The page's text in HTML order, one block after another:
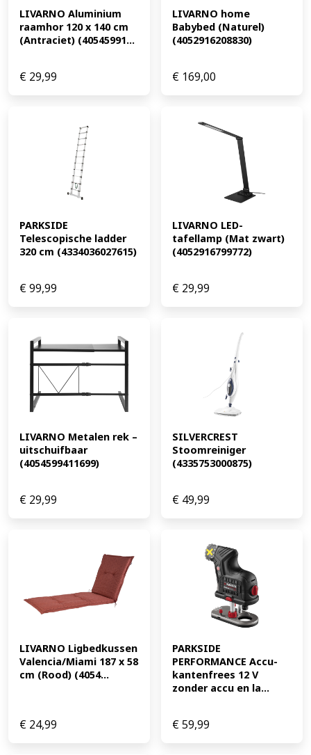
LIVARNO Aluminium
raamhor 120 x 140 cm
(Antraciet) (40545991...
€ 29,99
LIVARNO home
Babybed (Naturel)
(4052916208830)
€ 169,00
PARKSIDE
Telescopische ladder
320 cm (4334036027615)
€99,99
LIVARNO LED-
tafellamp (Mat zwart)
(4052916799772)
€ 29,99
LIVARNO Metalen rek –
uitschuifbaar
(4054599411699)
€ 29,99
SILVERCREST
Stoomreiniger
(4335753000875)
€ 49,99
LIVARNO Ligbedkussen
Valencia/Miami 187 x 58
cm (Rood) (4054...
€ 24,99
PARKSIDE
PERFORMANCE Accu-
kantenfrees 12 V
zonder accu en la...
€59,99